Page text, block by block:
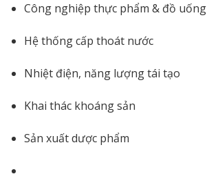
Công nghiệp thực phẩm & đồ uống
Hệ thống cấp thoát nước
Nhiệt điện, năng lượng tái tạo
Khai thác khoáng sản
Sản xuất dược phẩm